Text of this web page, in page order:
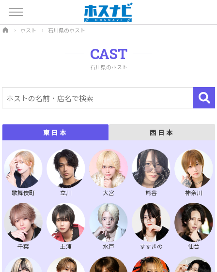
ホスト 石川県のホスト
CAST
石川県のホスト
東日本 西日本
歌舞伎町 立川 大宮 熊谷 神奈川
千葉 土浦 水戸 すすきの 仙台